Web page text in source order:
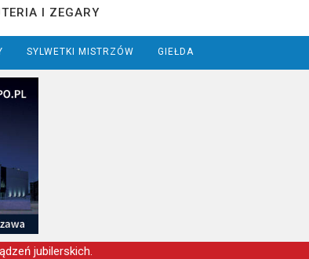
I ZEGARY
SYLWETKI MISTRZÓW GIEŁDA
jubilerskich.